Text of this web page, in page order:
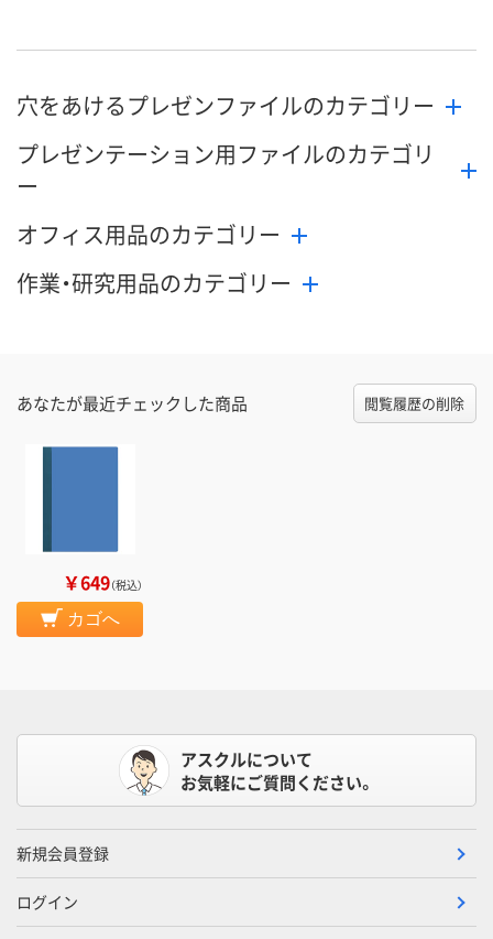
穴をあけるプレゼンファイルのカテゴリー
プレゼンテーション用ファイルのカテゴリ
ー
オフィス用品のカテゴリー
作業・研究用品のカテゴリー
あなたが最近チェックした商品 閲覧履歴の削除
￥649（税込）
カゴへ
アスクルについて
お気軽にご質問ください。
新規会員登録
ログイン